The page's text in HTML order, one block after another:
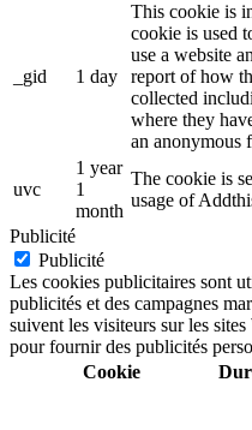
_gid 1 day
This cookie is
cookie is used
use a website
report of how
collected
where they
an anonymous
uvc
1 year
1
month
The cookie is
usage of
Publicité
Publicité
Les cookies publicitaires sont
publicités et des campagnes
suivent les visiteurs sur les
pour fournir des publicités
Cookie